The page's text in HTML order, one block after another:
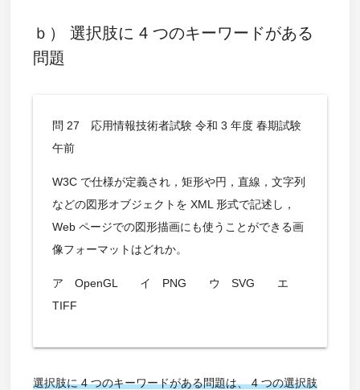
ｂ） 選択肢に 4 つのキーワードがある
問題
問 27 応用情報技術者試験 令和 3 年度 春期試験
午前
W3C で仕様が定義され，矩形や円，直線，文字列
などの図形オブジェクトを XML 形式で記述し，
Web ページでの図形描画にも使うことができる画
像フォーマットはどれか。
ア OpenGL イ PNG ウ SVG エ
TIFF
選択肢に 4 つのキーワードがある問題は、 4 つの選択肢